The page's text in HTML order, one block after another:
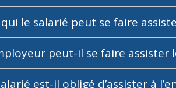
qui le salarié peut se faire
peut-il se faire assister
est-il obligé d’assister à